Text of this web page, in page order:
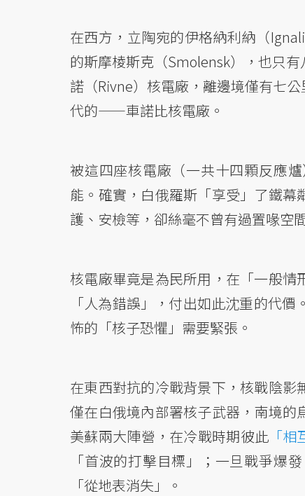
在西方，立陶宛的伊格納利納（
的斯摩棱斯克（Smolensk），也只
諾（Rivne）核電廠，離邊境僅有七
代的——車諾比核電廠。
被這四座核電廠（一共十四顆反應
能。確實，白俄羅斯「享受」了鐵
護、安檢等，卻絲毫不曾有過置喙空
核電廠畢竟是為民所用，在「一般
「人為錯誤」，付出如此沈重的代
怖的「核子恐懼」需要緊張。
在東西對抗的冷戰背景下，核戰陰
僅在白俄境內部署核子武器，南境
美蘇兩大陣營，在冷戰時期彼此 「
「首波的打擊目標」；一旦戰爭爆
「從地表消失」。